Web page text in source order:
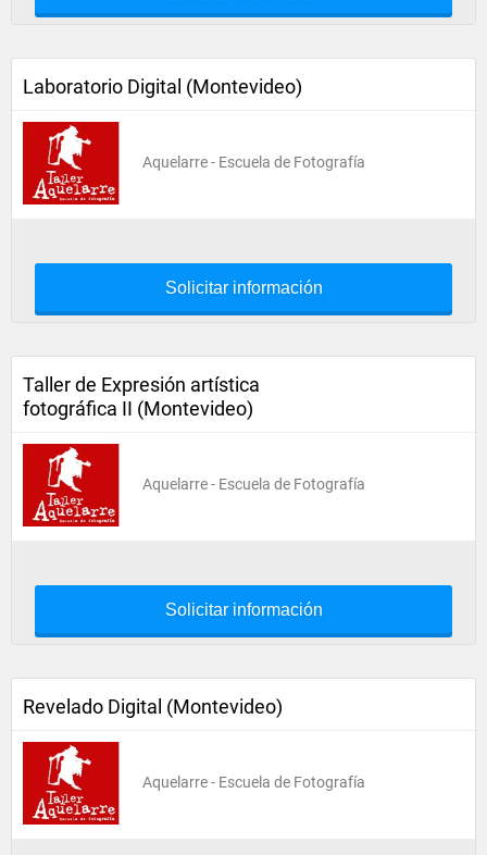
Laboratorio Digital (Montevideo)
Aquelarre - Escuela de Fotografía
Solicitar información
Taller de Expresión artística
fotográfica II (Montevideo)
Aquelarre - Escuela de Fotografía
Solicitar información
Revelado Digital (Montevideo)
Aquelarre - Escuela de Fotografía